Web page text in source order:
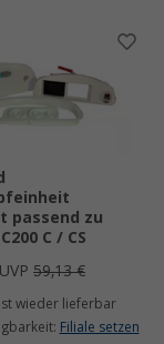
passend zu
C / CS
UVP 59,13 €
wieder lieferbar
Filiale setzen